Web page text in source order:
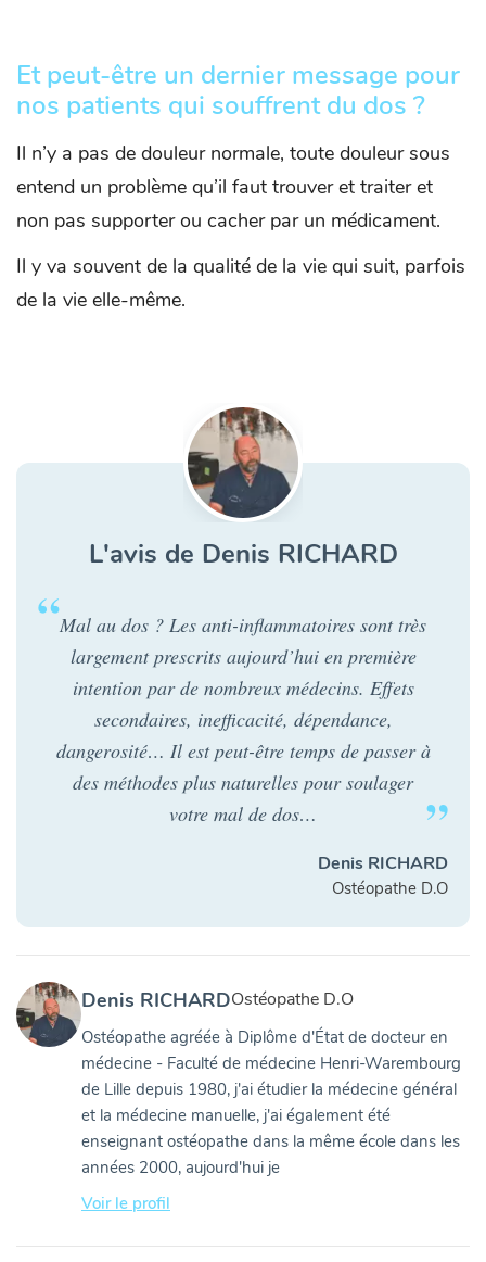
Et peut-être un dernier message pour
nos patients qui souffrent du dos ?
Il n’y a pas de douleur normale, toute douleur sous
entend un problème qu’il faut trouver et traiter et
non pas supporter ou cacher par un médicament.
Il y va souvent de la qualité de la vie qui suit, parfois
de la vie elle-même.
L'avis de Denis RICHARD
Mal au dos ? Les anti-inflammatoires sont très
largement prescrits aujourd’hui en première
intention par de nombreux médecins. Effets
secondaires, inefficacité, dépendance,
dangerosité… Il est peut-être temps de passer à
des méthodes plus naturelles pour soulager
votre mal de dos…
Denis RICHARD
Ostéopathe D.O
Denis RICHARDOstéopathe D.O
Ostéopathe agréée à Diplôme d'État de docteur en
médecine - Faculté de médecine Henri-Warembourg
de Lille depuis 1980, j'ai étudier la médecine général
et la médecine manuelle, j'ai également été
enseignant ostéopathe dans la même école dans les
années 2000, aujourd'hui je
Voir le profil